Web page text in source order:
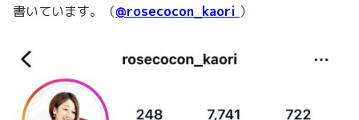
書いています。（@rosecocon_kaori ）